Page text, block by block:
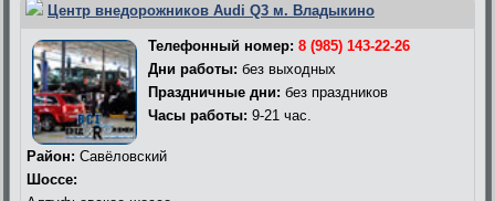
Центр внедорожников Audi Q3 м. Владыкино
Телефонный номер: 8 (985) 143-22-26
Дни работы: без выходных
Праздничные дни: без праздников
Часы работы: 9-21 час.
Район: Савёловский
Шоссе: